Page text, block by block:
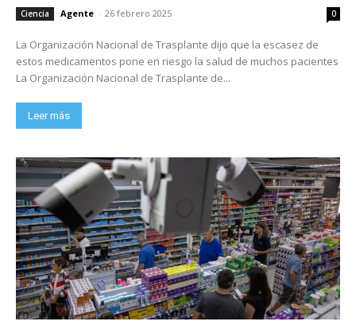
Ciencia Agente - 26 febrero 2025 0
La Organización Nacional de Trasplante dijo que la escasez de
estos medicamentos pone en riesgo la salud de muchos pacientes
La Organización Nacional de Trasplante de...
Leer más